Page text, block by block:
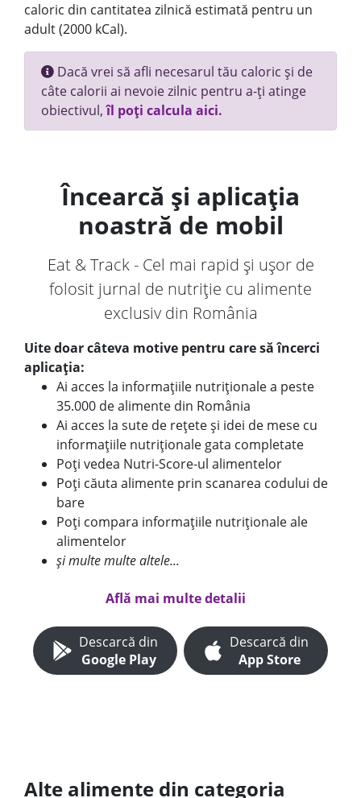
caloric din cantitatea zilnică estimată pentru un
adult (2000 kCal).
Dacă vrei să afli necesarul tău caloric și de
câte calorii ai nevoie zilnic pentru a-ți atinge
obiectivul,îl poți calcula aici.
Încearcă și aplicația
noastră de mobil
Eat & Track - Cel mai rapid și ușor de
folosit jurnal de nutriție cu alimente
exclusiv din România
Uite doar câteva motive pentru care să încerci
aplicația:
Ai acces la informațiile nutriționale a peste
35.000 de alimente din România
Ai acces la sute de rețete și idei de mese cu
informațiile nutriționale gata completate
Poți vedea Nutri-Score-ul alimentelor
Poți căuta alimente prin scanarea codului de
bare
Poți compara informațiile nutriționale ale
alimentelor
și multe multe altele...
Află mai multe detalii
Descarcă din
Google Play
Descarcă din
App Store
Alte alimente din categoria